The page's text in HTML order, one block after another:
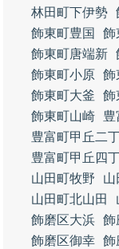
林田町下伊勢
飾東町豊国
飾
飾東町唐端新
飾東町小原 飾
飾東町大釜
飾
飾東町山崎
豊
豊富町甲丘二
豊富町甲丘四
山田町牧野
山
山田町北山田
飾磨区大浜 飾
飾磨区御幸 飾